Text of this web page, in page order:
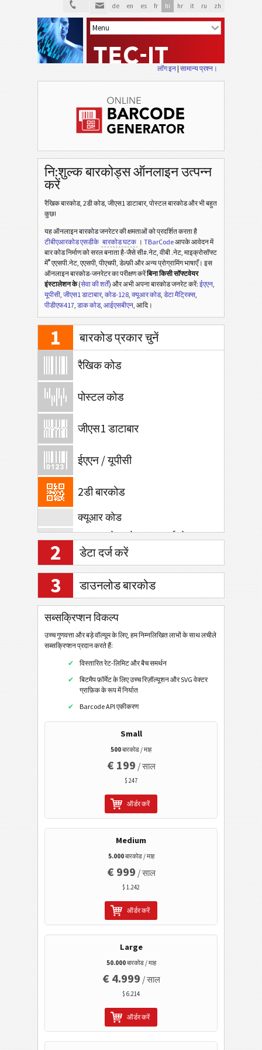
de en es fr hi hr it ru zh
लॉग इन|सामान्य प्रश्न।
नि:शुल्क बारकोड्स ऑनलाइन उत्पन्न
करें
रैखिक बारकोड, 2डी कोड, जीएस1 डाटाबार, पोस्टल बारकोड और भी बहुत
कुछ!
यह ऑनलाइन बारकोड जनरेटर की क्षमताओं को प्रदर्शित करता है
टीबीएआरकोड एसडीके बारकोड घटक ।TBarCodeआपके आवेदन में
बार कोड निर्माण को सरल बनाता है-जैसे सी#.नेट, वीबी .नेट, माइक्रोसॉफ्ट
में®एएसपी.नेट, एएसपी, पीएचपी, डेल्फ़ी और अन्य प्रोग्रामिंग भाषाएँ। इस
ऑनलाइन बारकोड-जनरेटर का परीक्षण करेंबिना किसी सॉफ्टवेयर
इंस्टालेशन के(सेवा की शर्तें) और अभी अपना बारकोड जनरेट करें: ईएएन,
यूपीसी, जीएस1 डाटाबार, कोड-128, क्यूआर कोड, डेटा मैट्रिक्स,
पीडीएफ417, डाक कोड, आईएसबीएन, आदि।
1 बारकोड प्रकार चुनें
रैखिक कोड
पोस्टल कोड
जीएस1 डाटाबार
ईएएन / यूपीसी
2डी बारकोड
क्यूआर कोड
क्यूआर कोड (मोबाइल/स्मार्टफोन)
डेटा मैट्रिक्स
एज़्टेक कोड
कोडब्लॉक एफ
मैक्सीकोड
माइक्रोपीडीएफ417
पीडीएफ417
हैन्क्सिन
डॉट कोड
रॉयल मेल मेलमार्क 2डी
एनटीआईएन कोड
पीपीएन कोड
जीएस1 2डी बारकोड
इलेक्ट्रॉनिक बैंकिंग/एसईपीए
मोबाइल टैगिंग
स्वास्थ्य सेवा
आईएसबीएन कोड
बिजनेस कार्ड
कैलेंडर कोड
वाई-फाई बारकोड
2 डेटा दर्ज करें
3 डाउनलोड बारकोड
सब्सक्रिप्शन विकल्प
उच्च गुणवत्ता और बड़े वॉल्यूम के लिए, हम निम्नलिखित लाभों के साथ लचीले
सब्सक्रिप्शन प्रदान करते हैं:
विस्तारित रेट-लिमिट और बैच समर्थन
बिटमैप फ़ॉर्मेट के लिए उच्च रिज़ॉल्यूशन और SVG वेक्टर
ग्राफ़िक के रूप में निर्यात
Barcode API एकीकरण
Small
500बारकोड / माह
€ 199 / साल
$ 247
ऑर्डर करें
Medium
5.000बारकोड / माह
€ 999 / साल
$ 1.242
ऑर्डर करें
Large
50.000बारकोड / माह
€ 4.999 / साल
$ 6.214
ऑर्डर करें